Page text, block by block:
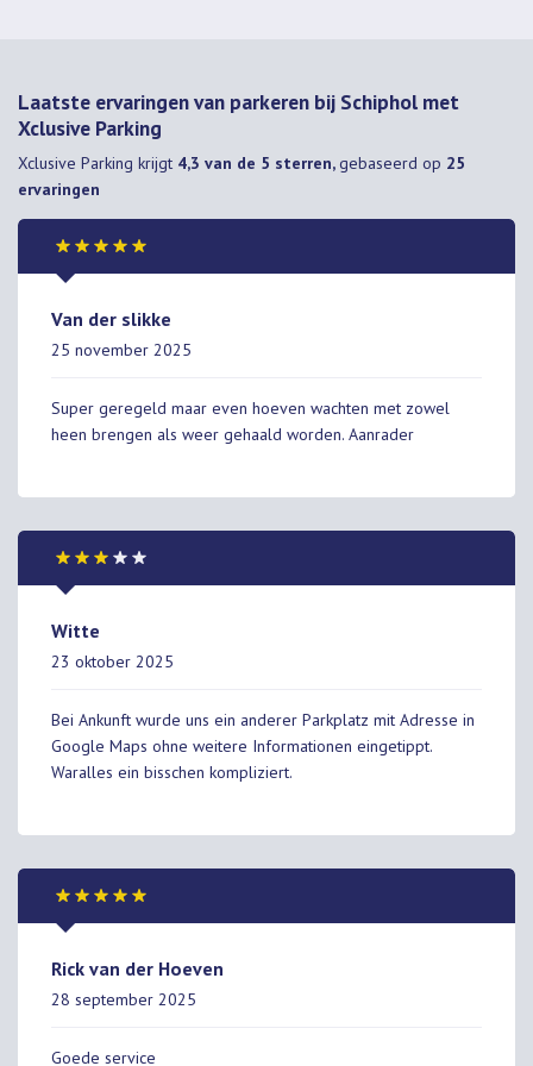
Laatste ervaringen van parkeren bij Schiphol met
Xclusive Parking
Xclusive Parking krijgt 4,3 van de 5 sterren,gebaseerd op 25
ervaringen
Van der slikke
25 november 2025
Super geregeld maar even hoeven wachten met zowel
heen brengen als weer gehaald worden. Aanrader
Witte
23 oktober 2025
Bei Ankunft wurde uns ein anderer Parkplatz mit Adresse in
Google Maps ohne weitere Informationen eingetippt.
Waralles ein bisschen kompliziert.
Rick van der Hoeven
28 september 2025
Goede service